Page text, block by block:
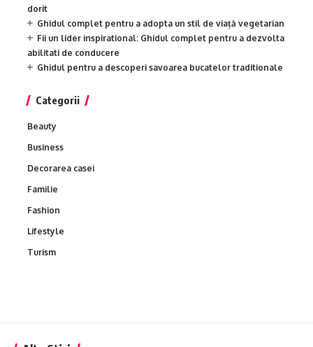
dorit
Ghidul complet pentru a adopta un stil de viață vegetarian
Fii un lider inspirational: Ghidul complet pentru a dezvolta
abilitati de conducere
Ghidul pentru a descoperi savoarea bucatelor traditionale
Categorii
Beauty
Business
Decorarea casei
Familie
Fashion
Lifestyle
Turism